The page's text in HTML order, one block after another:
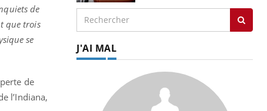
de
que trois
se
de
l’Indiana,
J'AI MAL